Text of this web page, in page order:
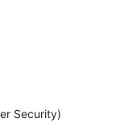
Security)